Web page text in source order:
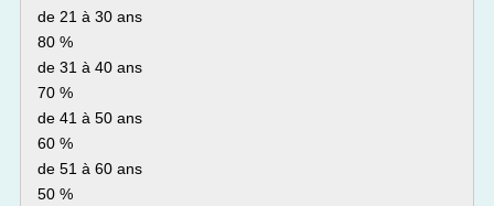
de 21 à 30 ans
80 %
de 31 à 40 ans
70 %
de 41 à 50 ans
60 %
de 51 à 60 ans
50 %